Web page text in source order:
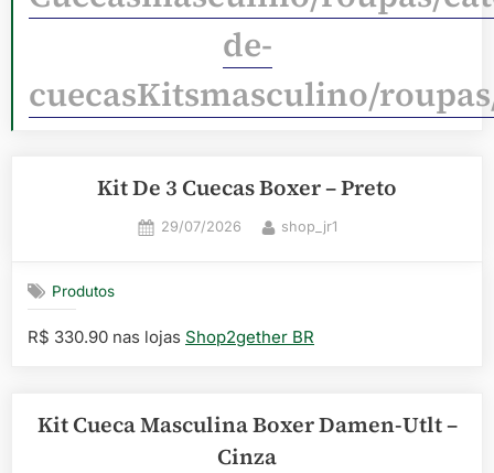
de-
cuecasKitsmasculino/
Kit De 3 Cuecas Boxer – Preto
Posted
29/07/2026 By
shop_jr1
Produtos
R$ 330.90 nas lojas Shop2gether BR
Kit Cueca Masculina Boxer Damen-Utlt –
Cinza